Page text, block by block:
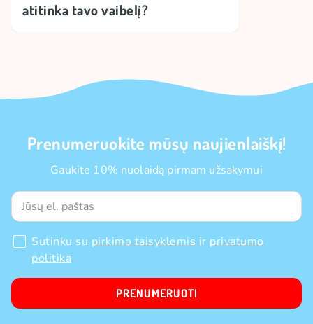
atitinka tavo vaibelį?
Prenumeruokite mūsų naujienlaiškį!
Gaukite 10% nuolaidą pirmam užsakymui
Sutinku su pirkimo taisyklėmis ir privatumo
politika
PRENUMERUOTI